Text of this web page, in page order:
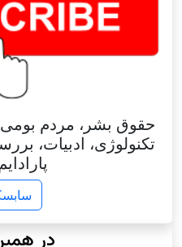
حقوق بشر، مردم
تکنولوژی، ادبیات،
در